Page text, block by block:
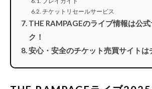
チケットリセールサービス
THE RAMPAGEのライブ情報は公
ク！
安心・安全のチケット売買サイトは